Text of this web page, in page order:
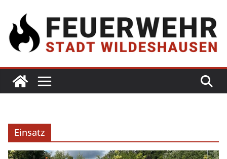
Einsatz